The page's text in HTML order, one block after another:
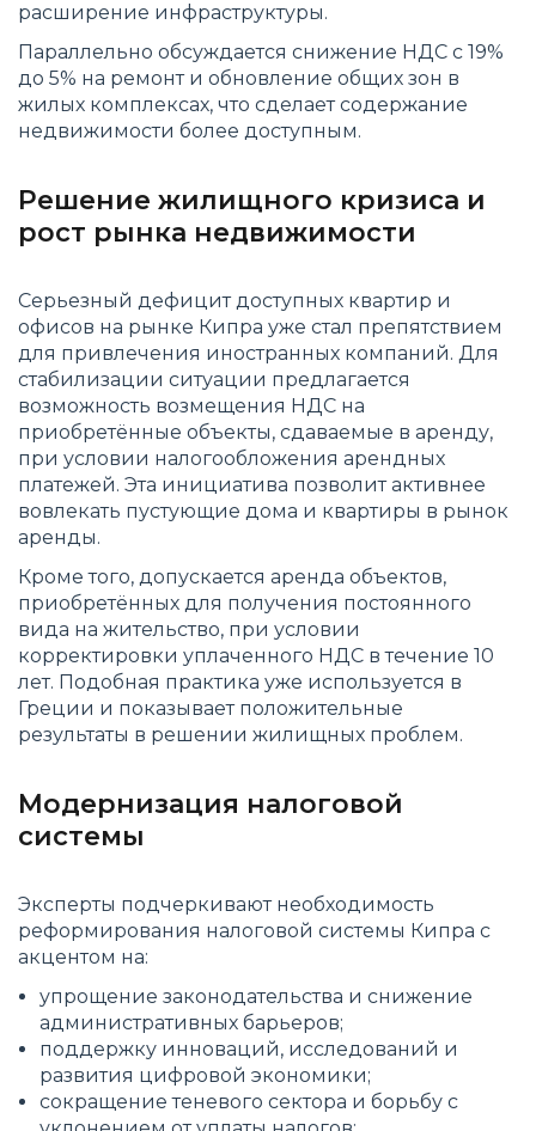
расширение инфраструктуры.
Параллельно обсуждается снижение НДС с 19%
до 5% на ремонт и обновление общих зон в
жилых комплексах, что сделает содержание
недвижимости более доступным.
Решение жилищного кризиса и
рост рынка недвижимости
Серьезный дефицит доступных квартир и
офисов на рынке Кипра уже стал препятствием
для привлечения иностранных компаний. Для
стабилизации ситуации предлагается
возможность возмещения НДС на
приобретённые объекты, сдаваемые в аренду,
при условии налогообложения арендных
платежей. Эта инициатива позволит активнее
вовлекать пустующие дома и квартиры в рынок
аренды.
Кроме того, допускается аренда объектов,
приобретённых для получения постоянного
вида на жительство, при условии
корректировки уплаченного НДС в течение 10
лет. Подобная практика уже используется в
Греции и показывает положительные
результаты в решении жилищных проблем.
Модернизация налоговой
системы
Эксперты подчеркивают необходимость
реформирования налоговой системы Кипра с
акцентом на:
упрощение законодательства и снижение
административных барьеров;
поддержку инноваций, исследований и
развития цифровой экономики;
сокращение теневого сектора и борьбу с